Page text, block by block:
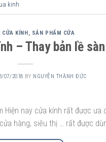
kinh
CỬA KÍNH, SẢN PHẨM CỬA
– Thay bản lề sàn
07/2018 BY NGUYỄN THÀNH ĐỨC
nay cửa kính rất được
hàng, siêu thị … rất được